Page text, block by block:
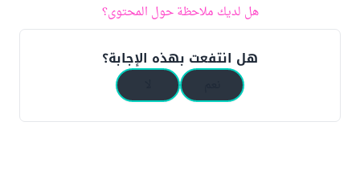
هل لديك ملاحظة حول المحتوى؟
هل انتفعت بهذه الإجابة؟